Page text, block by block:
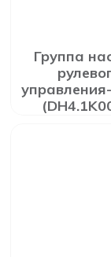
Группа